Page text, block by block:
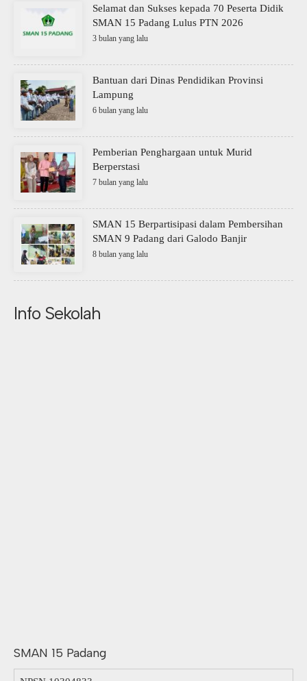
Selamat dan Sukses kepada 70 Peserta Didik
SMAN 15 Padang Lulus PTN 2026
3 bulan yang lalu
Bantuan dari Dinas Pendidikan Provinsi
Lampung
6 bulan yang lalu
Pemberian Penghargaan untuk Murid
Berperstasi
7 bulan yang lalu
SMAN 15 Berpartisipasi dalam Pembersihan
SMAN 9 Padang dari Galodo Banjir
8 bulan yang lalu
Info Sekolah
SMAN 15 Padang